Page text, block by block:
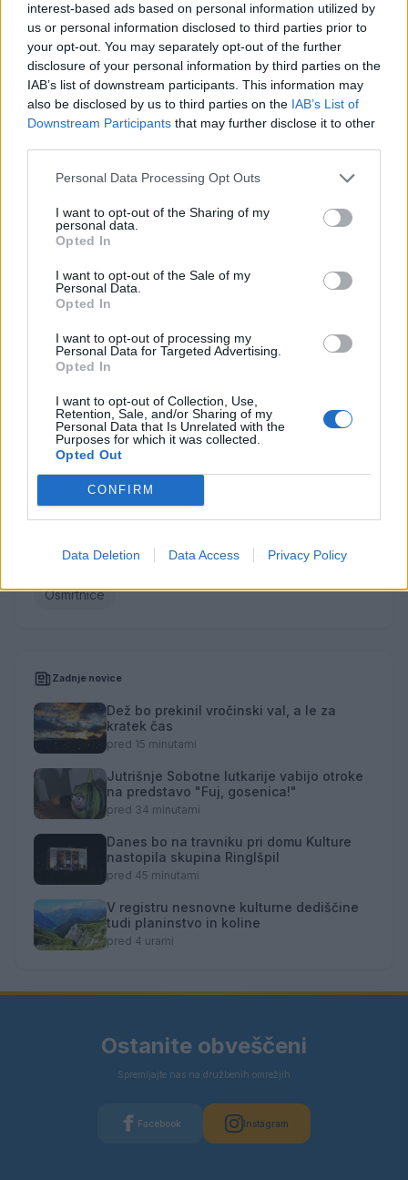
interest-based ads based on personal information utilized by
us or personal information disclosed to third parties prior to
your opt-out. You may separately opt-out of the further
disclosure of your personal information by third parties on the
IAB’s list of downstream participants. This information may
also be disclosed by us to third parties on the IAB’s List of
Downstream Participants that may further disclose it to other
Personal Data Processing Opt Outs
I want to opt-out of the Sharing of my
personal data.
Opted In
I want to opt-out of the Sale of my
Personal Data.
Opted In
I want to opt-out of processing my
Personal Data for Targeted Advertising.
Opted In
I want to opt-out of Collection, Use,
Retention, Sale, and/or Sharing of my
Personal Data that Is Unrelated with the
Purposes for which it was collected.
Opted Out
CONFIRM
Data Deletion Data Access Privacy Policy
2
(VIDEO) "Mislil sem, da je konec": Lastnik
velenjske picerije o padcu s padalom na
Hrvaškem
3
Dopustniška drama: Policija pričakala letalo s
Korošico po pristanku
4
Na Šaleški cesti v Velenju občanka poškodovala
tri vozila
Prijava pogrešanja razkrila tragedijo: V hiši našli
mrtvega 76-letnika
Osmrtnice
Branko Golob
Roman Skale
Franc Penšek
Vse osmrtnice →
Gospodarstvo
Obvestila
Osmrtnice
Zadnje novice
Dež bo prekinil vročinski val, a le za
kratek čas
pred 15 minutami
Jutrišnje Sobotne lutkarije vabijo otroke
na predstavo "Fuj, gosenica!"
pred 34 minutami
Danes bo na travniku pri domu Kulture
nastopila skupina Ringlšpil
pred 45 minutami
V registru nesnovne kulturne dediščine
tudi planinstvo in koline
pred 4 urami
Ostanite obveščeni
Spremljajte nas na družbenih omrežjih
Facebook Instagram